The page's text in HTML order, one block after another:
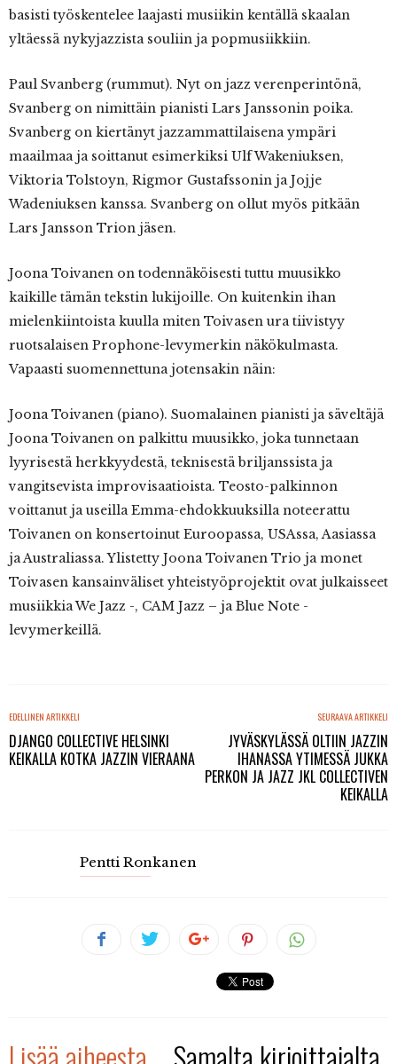
basisti työskentelee laajasti musiikin kentällä skaalan
yltäessä nykyjazzista souliin ja popmusiikkiin.
Paul Svanberg (rummut). Nyt on jazz verenperintönä,
Svanberg on nimittäin pianisti Lars Janssonin poika.
Svanberg on kiertänyt jazzammattilaisena ympäri
maailmaa ja soittanut esimerkiksi Ulf Wakeniuksen,
Viktoria Tolstoyn, Rigmor Gustafssonin ja Jojje
Wadeniuksen kanssa. Svanberg on ollut myös pitkään
Lars Jansson Trion jäsen.
Joona Toivanen on todennäköisesti tuttu muusikko
kaikille tämän tekstin lukijoille. On kuitenkin ihan
mielenkiintoista kuulla miten Toivasen ura tiivistyy
ruotsalaisen Prophone-levymerkin näkökulmasta.
Vapaasti suomennettuna jotensakin näin:
Joona Toivanen (piano). Suomalainen pianisti ja säveltäjä
Joona Toivanen on palkittu muusikko, joka tunnetaan
lyyrisestä herkkyydestä, teknisestä briljanssista ja
vangitsevista improvisaatioista. Teosto-palkinnon
voittanut ja useilla Emma-ehdokkuuksilla noteerattu
Toivanen on konsertoinut Euroopassa, USAssa, Aasiassa
ja Australiassa. Ylistetty Joona Toivanen Trio ja monet
Toivasen kansainväliset yhteistyöprojektit ovat julkaisseet
musiikkia We Jazz -, CAM Jazz – ja Blue Note -
levymerkeillä.
EDELLINEN ARTIKKELI
DJANGO COLLECTIVE HELSINKI
KEIKALLA KOTKA JAZZIN VIERAANA
SEURAAVA ARTIKKELI
JYVÄSKYLÄSSÄ OLTIIN JAZZIN
IHANASSA YTIMESSÄ JUKKA
PERKON JA JAZZ JKL COLLECTIVEN
KEIKALLA
Pentti Ronkanen